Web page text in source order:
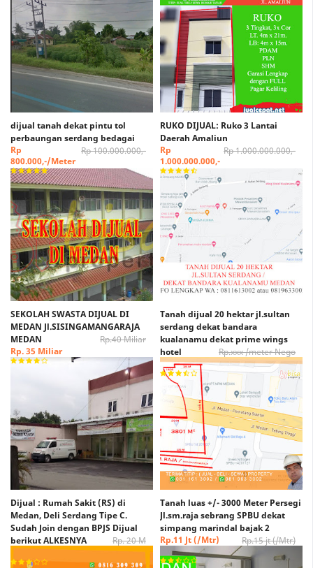
dijual tanah dekat pintu tol
perbaungan serdang bedagai
Rp 100.000.000,-
Rp
800.000,-/Meter
RUKO DIJUAL: Ruko 3 Lantai
Daerah Amaliun
Rp 1.000.000.000,-
Rp
1.000.000.000,-
SEKOLAH SWASTA DIJUAL DI
MEDAN Jl.SISINGAMANGARAJA
MEDAN
Rp.40 Miliar
Rp. 35 Miliar
Tanah dijual 20 hektar jl.sultan
serdang dekat bandara
kualanamu dekat prime wings
hotel
Rp.xxx /meter Nego
Rp. xxx /Meter Nego
Dijual : Rumah Sakit (RS) di
Medan, Deli Serdang Tipe C.
Sudah Join dengan BPJS Dijual
berikut ALKESNYA
Rp. 20 M
Rp. 15 M (Nego)
Tanah luas +/- 3000 Meter Persegi
Jl.sm.raja sebrang SPBU dekat
simpang marindal bajak 2
Rp.15 jt (/Mtr)
Rp.11 Jt (/Mtr)
(Nego)